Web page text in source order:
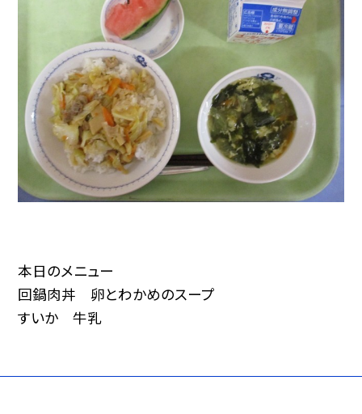
本日のメニュー
回鍋肉丼 卵とわかめのスープ
すいか 牛乳